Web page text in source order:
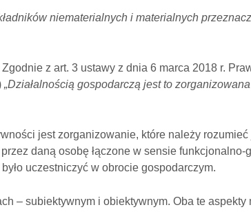
niematerialnych i materialnych
z art. 3 ustawy z dnia 6 marca 2018 r.
„Działalnością gospodarczą jest to
jest zorganizowanie, które należy
daną osobę łączone w sensie
uczestniczyć w obrocie gospodarczym.
– subiektywnym i obiektywnym. Oba te aspekty